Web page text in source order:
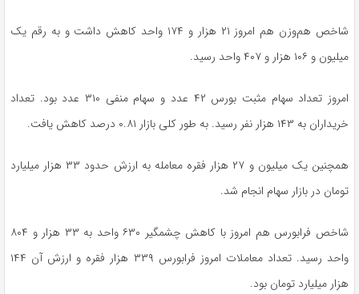
شاخص هم‌وزن هم امروز ۲۱ هزار و ۱۷۴ واحد کاهش داشت و به رقم یک
میلیون و ۱۰۶ هزار و ۴۰۷ واحد رسید.
امروز تعداد سهام مثبت بورس ۴۲ عدد و سهام منفی ۳۱۰ عدد بود. تعداد
خریداران به ۱۴۳ هزار نفر رسید. به طور کلی بازار ۰.۸۱ درصد کاهش یافت.
همچنین یک میلیون و ۲۷ هزار فقره معامله به ارزش حدود ۳۳ هزار میلیارد
تومان در بازار سهام انجام شد.
شاخص فرابورس هم امروز با کاهش چشمگیر ۶۳۰ واحد به ۳۳ هزار و ۸۰۴
واحد رسید. تعداد معاملات امروز فرابورس ۳۳۹ هزار فقره و ارزش آن ۱۴۴
هزار میلیارد تومان بود.